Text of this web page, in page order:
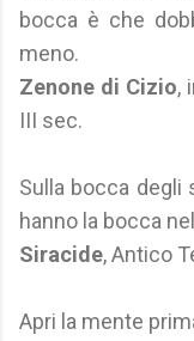
bocca è che
meno.
Zenone di Cizio,
III sec.
Sulla bocca degli
hanno la bocca
Siracide, Antico
Apri la mente